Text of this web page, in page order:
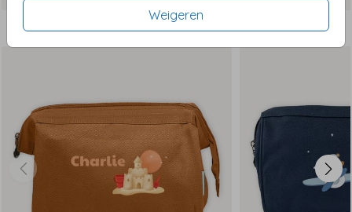
Weigeren
Dit vind je misschien ook leuk